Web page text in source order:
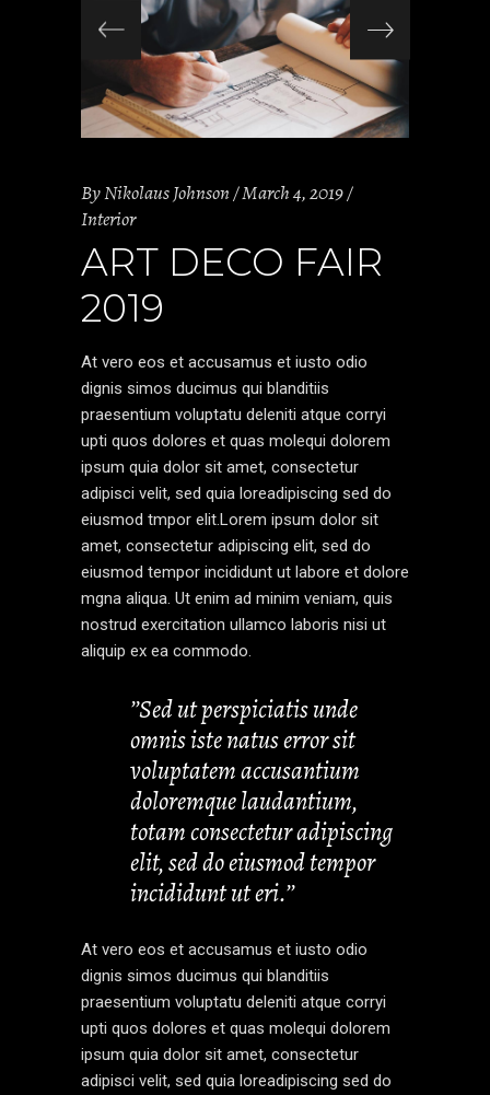
ByNikolaus Johnson March 4, 2019
Interior
ART DECO FAIR
2019
At vero eos et accusamus et iusto odio
dignis simos ducimus qui blanditiis
praesentium voluptatu deleniti atque corryi
upti quos dolores et quas molequi dolorem
ipsum quia dolor sit amet, consectetur
adipisci velit, sed quia loreadipiscing sed do
eiusmod tmpor elit.Lorem ipsum dolor sit
amet, consectetur adipiscing elit, sed do
eiusmod tempor incididunt ut labore et dolore
mgna aliqua. Ut enim ad minim veniam, quis
nostrud exercitation ullamco laboris nisi ut
aliquip ex ea commodo.
’’Sed ut perspiciatis unde
omnis iste natus error sit
voluptatem accusantium
doloremque laudantium,
totam consectetur adipiscing
elit, sed do eiusmod tempor
incididunt ut eri.’’
At vero eos et accusamus et iusto odio
dignis simos ducimus qui blanditiis
praesentium voluptatu deleniti atque corryi
upti quos dolores et quas molequi dolorem
ipsum quia dolor sit amet, consectetur
adipisci velit, sed quia loreadipiscing sed do